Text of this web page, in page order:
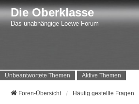
Die Oberklasse
Das unabhängige Loewe Forum
Unbeantwortete Themen Aktive Themen
Foren-Übersicht Häufig gestellte Fragen